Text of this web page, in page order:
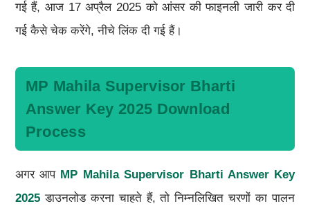
गई हैं, आज 17 अप्रैल 2025 को आंसर की फाइनली जारी कर दी
गई कैसे चेक करेंगे, नीचे लिंक दी गई हैं।
MP Mahila Supervisor Bharti
Answer Key 2025 Download
Process
अगर आप MP Mahila Supervisor Bharti Answer Key
2025डाउनलोड करना चाहते हैं, तो निम्नलिखित चरणों का पालन